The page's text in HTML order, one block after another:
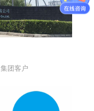
集团客户